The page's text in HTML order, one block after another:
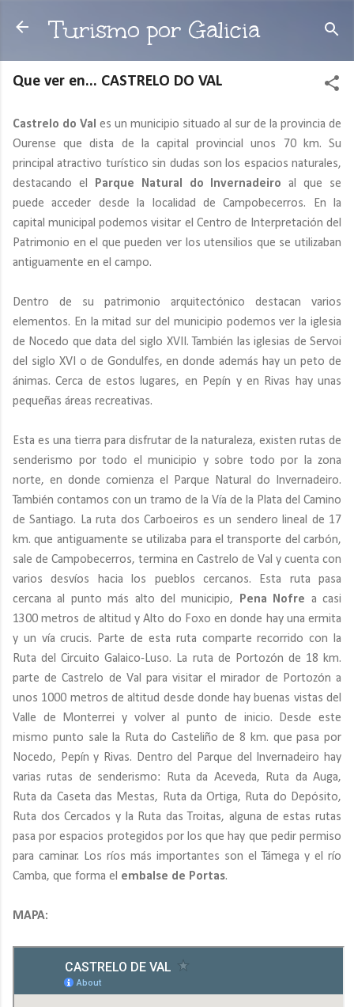
Ir al contenido principal
Turismo por Galicia
Que ver en... CASTRELO DO VAL
Castrelo do Val es un municipio situado al sur de la provincia de
Ourense que dista de la capital provincial unos 70 km. Su
principal atractivo turístico sin dudas son los espacios naturales,
destacando el
Parque Natural do Invernadeiro al que se
puede acceder desde la localidad de Campobecerros. En la
capital municipal podemos visitar el Centro de Interpretación del
Patrimonio en el que pueden ver los utensilios que se utilizaban
antiguamente en el campo.
Dentro de su patrimonio arquitectónico destacan varios
elementos. En la mitad sur del municipio podemos ver la iglesia
de Nocedo que data del siglo XVII. También las iglesias de Servoi
del siglo XVI o de Gondulfes, en donde además hay un peto de
ánimas. Cerca de estos lugares, en Pepín y en Rivas hay unas
pequeñas áreas recreativas.
Esta es una tierra para disfrutar de la naturaleza, existen rutas de
senderismo por todo el municipio y sobre todo por la zona
norte, en donde comienza el Parque Natural do Invernadeiro.
También contamos con un tramo de la Vía de la Plata del Camino
de Santiago. La ruta dos Carboeiros es un sendero lineal de 17
km. que antiguamente se utilizaba para el transporte del carbón,
sale de Campobecerros, termina en Castrelo de Val y cuenta con
varios desvíos hacia los pueblos cercanos. Esta ruta pasa
cercana al punto más alto del municipio,
Pena Nofre a casi
1300 metros de altitud y Alto do Foxo en donde hay una ermita
y un vía crucis. Parte de esta ruta comparte recorrido con la
Ruta del Circuito Galaico-Luso. La ruta de Portozón de 18 km.
parte de Castrelo de Val para visitar el mirador de Portozón a
unos 1000 metros de altitud desde donde hay buenas vistas del
Valle de Monterrei y volver al punto de inicio. Desde este
mismo punto sale la Ruta do Casteliño de 8 km. que pasa por
Nocedo, Pepín y Rivas. Dentro del Parque del Invernadeiro hay
varias rutas de senderismo: Ruta da Aceveda, Ruta da Auga,
Ruta da Caseta das Mestas, Ruta da Ortiga, Ruta do Depósito,
Ruta dos Cercados y la Ruta das Troitas, alguna de estas rutas
pasa por espacios protegidos por los que hay que pedir permiso
para caminar. Los ríos más importantes son el Támega y el río
Camba, que forma el embalse de Portas.
MAPA: